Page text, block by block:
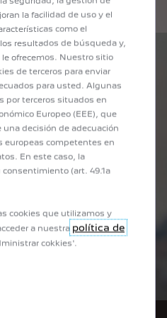
la facilidad de uso y el
como el
resultados de búsqueda y,
ofrecemos. Nuestro sitio
de terceros para enviar
para usted. Algunas
por terceros situados en
Europeo (EEE), que
decisión de adecuación
europeas competentes en
En este caso, la
(art. 49.1a
cookies que utilizamos y
a nuestra política de
cokkies'.